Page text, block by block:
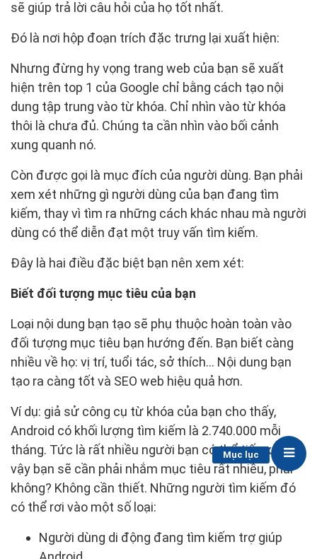
Mục lục
sẽ giúp trả lời câu hỏi của họ tốt nhất.
Đó là nơi hộp đoạn trích đặc trưng lại xuất hiện:
Nhưng đừng hy vọng trang web của bạn sẽ xuất
hiện trên top 1 của Google chỉ bằng cách tạo nội
dung tập trung vào từ khóa. Chỉ nhìn vào từ khóa
thôi là chưa đủ. Chúng ta cần nhìn vào bối cảnh
xung quanh nó.
Còn được gọi là mục đích của người dùng. Bạn phải
xem xét những gì người dùng của bạn đang tìm
kiếm, thay vì tìm ra những cách khác nhau mà người
dùng có thể diễn đạt một truy vấn tìm kiếm.
Đây là hai điều đặc biệt bạn nên xem xét:
Biết đối tượng mục tiêu của bạn
Loại nội dung bạn tạo sẽ phụ thuộc hoàn toàn vào
đối tượng mục tiêu bạn hướng đến. Bạn biết càng
nhiều về họ: vị trí, tuổi tác, sở thích… Nội dung bạn
tạo ra càng tốt và SEO web hiệu quả hơn.
Ví dụ: giả sử công cụ từ khóa của bạn cho thấy,
Android có khối lượng tìm kiếm là 2.740.000 mỗi
tháng. Tức là rất nhiều người bạn có thể tiếp xúc. Vì
vậy bạn sẽ cần phải nhắm mục tiêu rất nhiều, phải
không? Không cần thiết. Những người tìm kiếm đó
có thể rơi vào một số loại:
Người dùng di động đang tìm kiếm trợ giúp